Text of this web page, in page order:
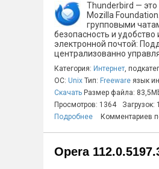
Thunderbird —
Mozilla
групповыми
безопасность и
электронной почтой:
централизованно
Категория: Интернет,
ОС: Unix Тип: Freeware язык
Скачать Размер файла:
Просмотров: 1364
Загрузок:
Подробнее
Комментариев
Opera